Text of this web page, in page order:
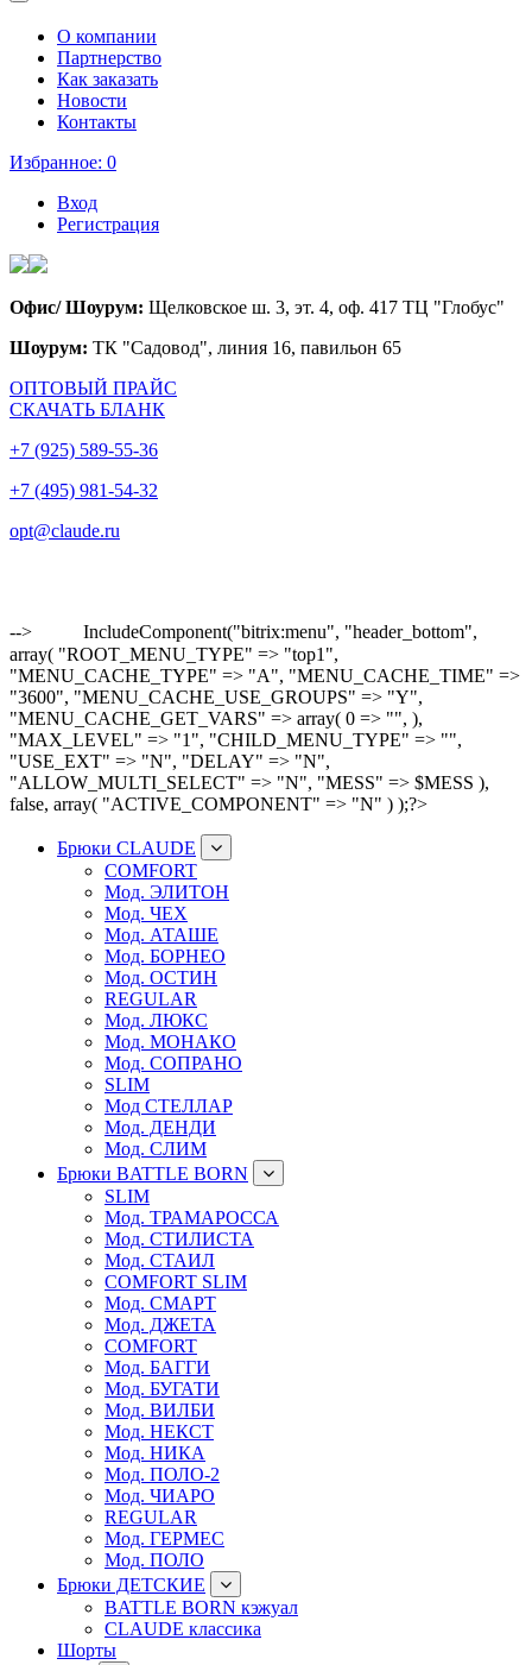
О компании
Партнерство
Как заказать
Новости
Контакты
Избранное: 0
Вход
Регистрация
Офис/ Шоурум: Щелковское ш. 3, эт. 4, оф. 417 ТЦ "Глобус"
Шоурум: ТК "Садовод", линия 16, павильон 65
ОПТОВЫЙ ПРАЙС
СКАЧАТЬ БЛАНК
+7 (925) 589-55-36
+7 (495) 981-54-32
opt@claude.ru
-->
IncludeComponent("bitrix:menu", "header_bottom",
array( "ROOT_MENU_TYPE" => "top1",
"MENU_CACHE_TYPE" => "A", "MENU_CACHE_TIME" =>
"3600", "MENU_CACHE_USE_GROUPS" => "Y",
"MENU_CACHE_GET_VARS" => array( 0 => "", ),
"MAX_LEVEL" => "1", "CHILD_MENU_TYPE" => "",
"USE_EXT" => "N", "DELAY" => "N",
"ALLOW_MULTI_SELECT" => "N", "MESS" => $MESS ),
false, array( "ACTIVE_COMPONENT" => "N" ) );?>
Брюки CLAUDE
COMFORT
Мод. ЭЛИТОН
Мод. ЧЕХ
Мод. АТАШЕ
Мод. БОРНЕО
Мод. ОСТИН
REGULAR
Мод. ЛЮКС
Мод. МОНАКО
Мод. СОПРАНО
SLIM
Мод СТЕЛЛАР
Мод. ДЕНДИ
Мод. СЛИМ
Брюки BATTLE BORN
SLIM
Мод. ТРАМАРОССА
Мод. СТИЛИСТА
Мод. СТАИЛ
COMFORT SLIM
Мод. СМАРТ
Мод. ДЖЕТА
COMFORT
Мод. БАГГИ
Мод. БУГАТИ
Мод. ВИЛБИ
Мод. НЕКСТ
Мод. НИКА
Мод. ПОЛО-2
Мод. ЧИАРО
REGULAR
Мод. ГЕРМЕС
Мод. ПОЛО
Брюки ДЕТСКИЕ
BATTLE BORN кэжуал
CLAUDE классика
Шорты